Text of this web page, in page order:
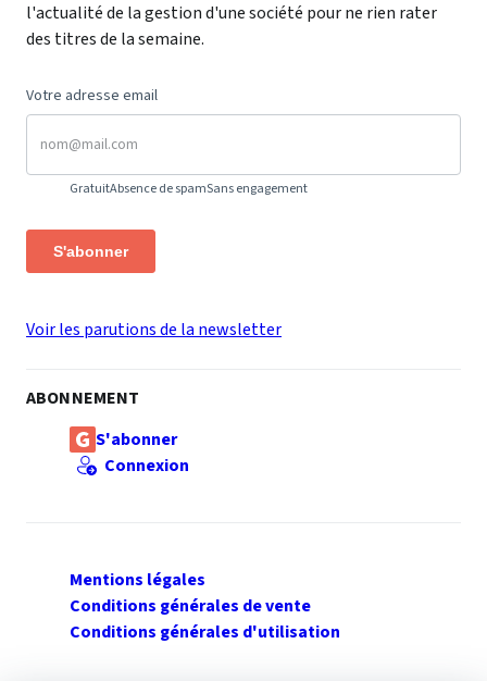
l'actualité de la gestion d'une société pour ne rien rater
des titres de la semaine.
Votre adresse email
GratuitAbsence de spamSans engagement
S'abonner
Voir les parutions de la newsletter
ABONNEMENT
S'abonner
Connexion
Mentions légales
Conditions générales de vente
Conditions générales d'utilisation